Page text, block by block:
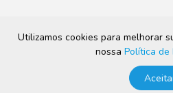
Utilizamos cookies para melhorar
nossa Política de